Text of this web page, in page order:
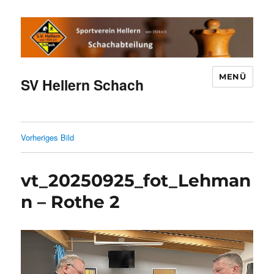
SV Hellern Schach MENÜ
Vorheriges Bild
vt_20250925_fot_Lehman
n – Rothe 2